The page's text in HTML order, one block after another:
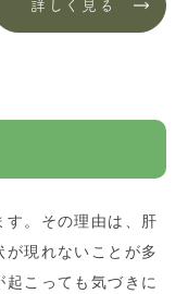
詳しく見る
す。その理由は、肝
現れないことが多
こっても気づきに